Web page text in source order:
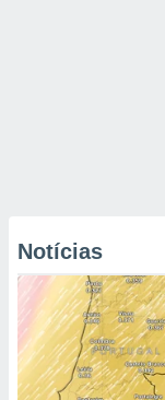
Notícias